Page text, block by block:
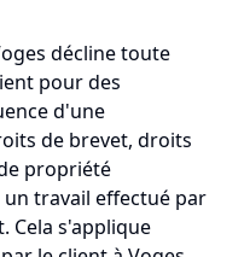
décline toute
pour des
d'une
de brevet, droits
propriété
travail effectué par
Cela s'applique